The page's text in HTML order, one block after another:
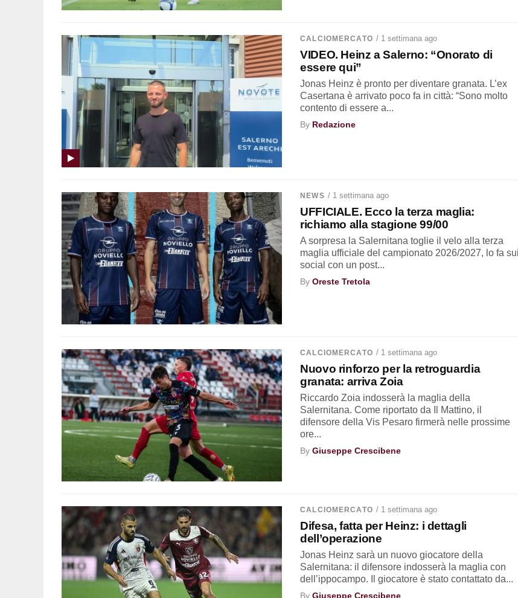
CALCIOMERCATO / 1 settimana ago
VIDEO. Heinz a Salerno: “Onorato di
essere qui”
Jonas Heinz è pronto per diventare granata. L’ex
Casertana è arrivato poco fa in città: “Sono molto
contento di essere a...
By Redazione
NEWS / 1 settimana ago
UFFICIALE. Ecco la terza maglia:
richiamo alla stagione 99/00
A sorpresa la Salernitana toglie il velo alla terza
maglia ufficiale del campionato 2026/2027, lo fa sui
social con un post...
ByOreste Tretola
CALCIOMERCATO / 1 settimana ago
Nuovo rinforzo per la retroguardia
granata: arriva Zoia
Riccardo Zoia indosserà la maglia della
Salernitana. Come riportato da Il Mattino, il
difensore della Vis Pesaro firmerà nelle prossime
ore...
ByGiuseppe Crescibene
CALCIOMERCATO / 1 settimana ago
Difesa, fatta per Heinz: i dettagli
dell’operazione
Jonas Heinz sarà un nuovo giocatore della
Salernitana: il difensore indosserà la maglia con
dell’ippocampo. Il giocatore è stato contattato da...
ByGiuseppe Crescibene